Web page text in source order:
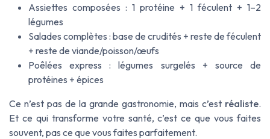
Assiettes composées : 1 protéine + 1 féculent + 1–2
légumes
Salades complètes : base de crudités + reste de féculent
+ reste de viande/poisson/œufs
Poêlées express : légumes surgelés + source de
protéines + épices
Ce n’est pas de la grande gastronomie, mais c’est réaliste.
Et ce qui transforme votre santé, c’est ce que vous faites
souvent, pas ce que vous faites parfaitement.